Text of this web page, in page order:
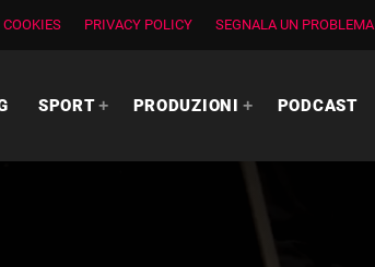
COOKIES PRIVACY POLICY SEGNALA UN PROBLEMA
SPORT PRODUZIONI PODCAST